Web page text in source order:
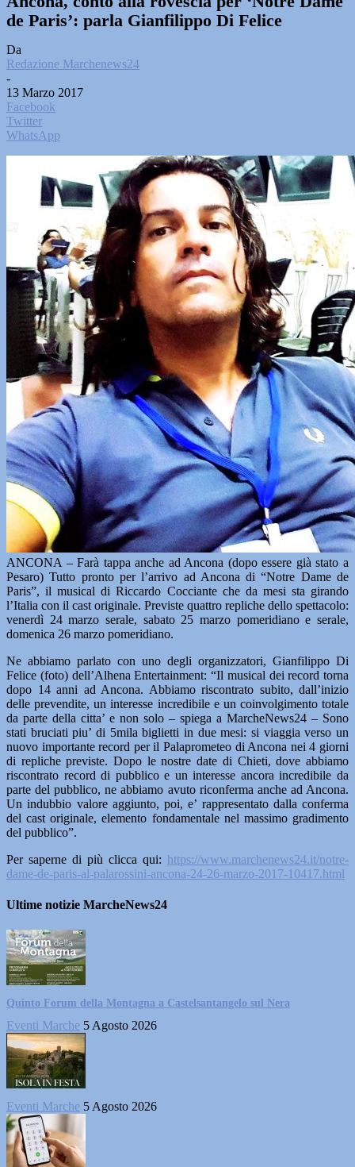
de Paris’: parla Gianfilippo Di Felice
Da
Redazione Marchenews24
-
13 Marzo 2017
Facebook
Twitter
WhatsApp
ANCONA – Farà tappa anche ad Ancona (dopo essere già stato a
Pesaro) Tutto pronto per l’arrivo ad Ancona di “Notre Dame de
Paris”, il musical di Riccardo Cocciante che da mesi sta girando
l’Italia con il cast originale. Previste quattro repliche dello spettacolo:
venerdì 24 marzo serale, sabato 25 marzo pomeridiano e serale,
domenica 26 marzo pomeridiano.
Ne abbiamo parlato con uno degli organizzatori, Gianfilippo Di
Felice (foto) dell’Alhena Entertainment: “Il musical dei record torna
dopo 14 anni ad Ancona. Abbiamo riscontrato subito, dall’inizio
delle prevendite, un interesse incredibile e un coinvolgimento totale
da parte della citta’ e non solo – spiega a MarcheNews24 – Sono
stati bruciati piu’ di 5mila biglietti in due mesi: si viaggia verso un
nuovo importante record per il Palaprometeo di Ancona nei 4 giorni
di repliche previste. Dopo le nostre date di Chieti, dove abbiamo
riscontrato record di pubblico e un interesse ancora incredibile da
parte del pubblico, ne abbiamo avuto riconferma anche ad Ancona.
Un indubbio valore aggiunto, poi, e’ rappresentato dalla conferma
del cast originale, elemento fondamentale nel massimo gradimento
del pubblico”.
Per saperne di più clicca qui: https://www.marchenews24.it/notre-
dame-de-paris-al-palarossini-ancona-24-26-marzo-2017-10417.html
Ultime notizie MarcheNews24
Quinto Forum della Montagna a Castelsantangelo sul Nera
Eventi Marche 5 Agosto 2026
Eventi Marche 5 Agosto 2026